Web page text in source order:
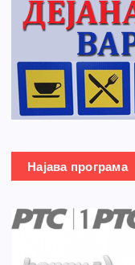
Најава програма